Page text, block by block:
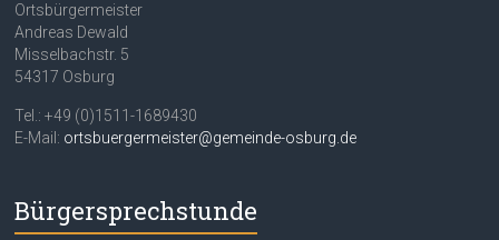
Ortsbürgermeister
Andreas Dewald
Misselbachstr. 5
54317 Osburg
Tel.: +49 (0)1511-1689430
E-Mail: ortsbuergermeister@gemeinde-osburg.de
Bürgersprechstunde